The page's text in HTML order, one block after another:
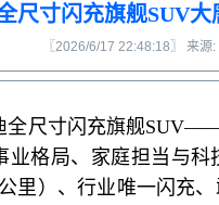
尺寸闪充旗舰SUV
〖2026/6/17 22:48:18〗 来源:
全尺寸闪充旗舰
业格局、家庭担当与
里） 、行业唯一闪充